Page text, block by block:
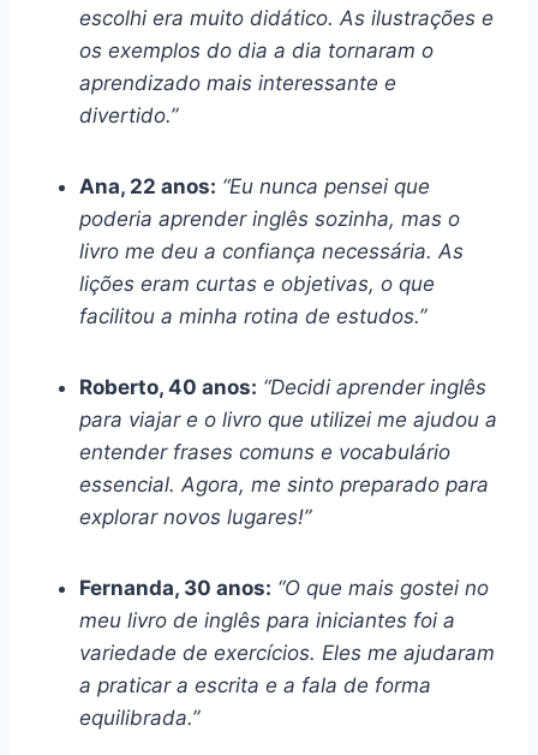
escolhi era muito didático. As ilustrações e
os exemplos do dia a dia tornaram o
aprendizado mais interessante e
divertido.”
Ana, 22 anos: “Eu nunca pensei que
poderia aprender inglês sozinha, mas o
livro me deu a confiança necessária. As
lições eram curtas e objetivas, o que
facilitou a minha rotina de estudos.”
Roberto, 40 anos: “Decidi aprender inglês
para viajar e o livro que utilizei me ajudou a
entender frases comuns e vocabulário
essencial. Agora, me sinto preparado para
explorar novos lugares!”
Fernanda, 30 anos: “O que mais gostei no
meu livro de inglês para iniciantes foi a
variedade de exercícios. Eles me ajudaram
a praticar a escrita e a fala de forma
equilibrada.”